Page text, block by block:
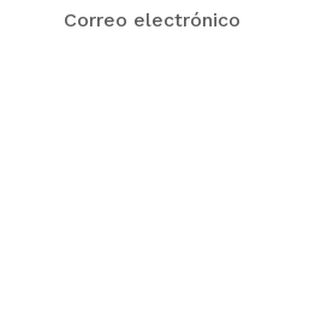
Correo electrónico